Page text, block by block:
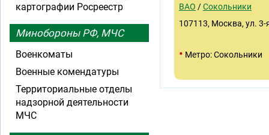
ВАО /Сокольники
107113, Москва, ул.
• Метро: Сокольники
картографии Росреестр
Минобороны РФ, МЧС
Военкоматы
Военные комендатуры
Территориальные отделы
надзорной деятельности
МЧС